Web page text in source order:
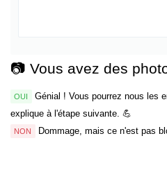
📷 Vous avez des
OUI
Génial ! Vous pourrez nous les
explique à l'étape suivante. 💪
NON Dommage, mais ce n'est pas